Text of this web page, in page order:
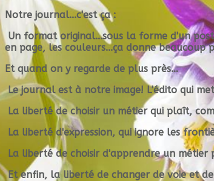
Notre journal...c'est ça :
Un formatoriginal...sous la forme d'un
en page, les couleurs...ça donne beaucoup
Et quand on y regarde de plus près…
Le journal est à notre image! L'éditoqui
La liberté dechoisir un métierqui plaît,
La libertéd'expression, qui ignore les
La liberté de choisir d'apprendre un métier
Et enfin, la liberté de changer de voie et